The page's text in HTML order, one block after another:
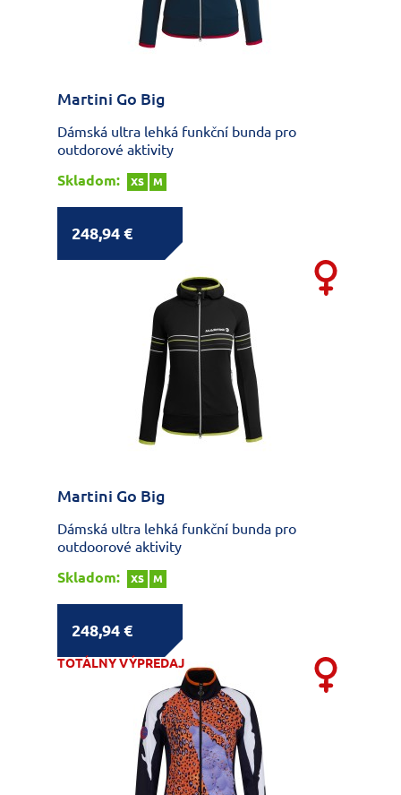
Martini Go Big
Dámská ultra lehká funkční bunda pro
outdorové aktivity
Skladom:
XS M
248,94 €
Martini Go Big
Dámská ultra lehká funkční bunda pro
outdoorové aktivity
Skladom:
XS M
248,94 €
TOTÁLNY VÝPREDAJ